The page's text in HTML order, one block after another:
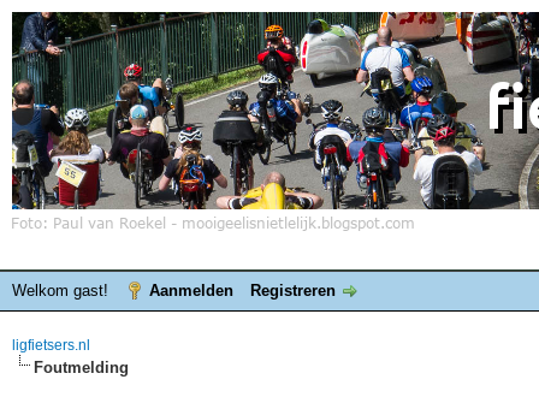
Welkom gast! Aanmelden Registreren
ligfietsers.nl
Foutmelding